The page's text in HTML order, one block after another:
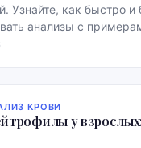
Узнайте, как быстро и
анализы с
КРОВИ
у